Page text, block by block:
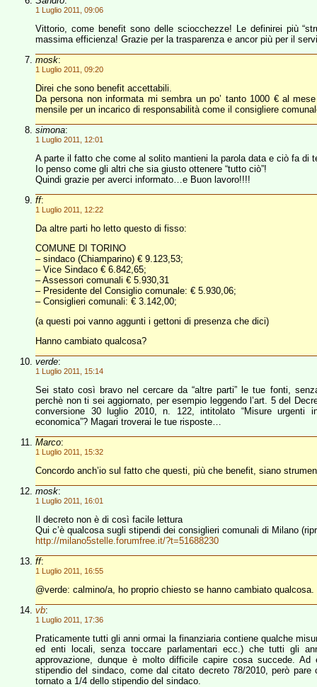
1 Luglio 2011, 09:06
Vittorio, come benefit sono delle sciocchezze! Le definirei più
massima efficienza! Grazie per la trasparenza e ancor più per il
mosk:
1 Luglio 2011, 09:20
Direi che sono benefit accettabili.
Da persona non informata mi sembra un po’ tanto 1000 € al
mensile per un incarico di responsabilità come il consigliere
simona:
1 Luglio 2011, 12:01
A parte il fatto che come al solito mantieni la parola data e ciò fa di
Io penso come gli altri che sia giusto ottenere “tutto ciò”!
Quindi grazie per averci informato…e Buon lavoro!!!!
ff:
1 Luglio 2011, 12:22
Da altre parti ho letto questo di fisso:
COMUNE DI TORINO
– sindaco (Chiamparino) € 9.123,53;
– Vice Sindaco € 6.842,65;
– Assessori comunali € 5.930,31
– Presidente del Consiglio comunale: € 5.930,06;
– Consiglieri comunali: € 3.142,00;
(a questi poi vanno aggunti i gettoni di presenza che dici)
Hanno cambiato qualcosa?
verde:
1 Luglio 2011, 15:14
Sei stato così bravo nel cercare da “altre parti” le tue fonti,
perchè non ti sei aggiornato, per esempio leggendo l’art. 5 del
conversione 30 luglio 2010, n. 122, intitolato “Misure urgenti
economica”? Magari troverai le tue risposte…
Marco:
1 Luglio 2011, 15:32
Concordo anch’io sul fatto che questi, più che benefit, siano
mosk:
1 Luglio 2011, 16:01
Il decreto non è di così facile lettura
Qui c’è qualcosa sugli stipendi dei consiglieri comunali di Milano
http://milano5stelle.forumfree.it/?t=51688230
ff:
1 Luglio 2011, 16:55
@verde: calmino/a, ho proprio chiesto se hanno cambiato qualcosa.
vb:
1 Luglio 2011, 17:36
Praticamente tutti gli anni ormai la finanziaria contiene qualche
ed enti locali, senza toccare parlamentari ecc.) che tutti gli
approvazione, dunque è molto difficile capire cosa succede.
stipendio del sindaco, come dal citato decreto 78/2010, però
tornato a 1/4 dello stipendio del sindaco.